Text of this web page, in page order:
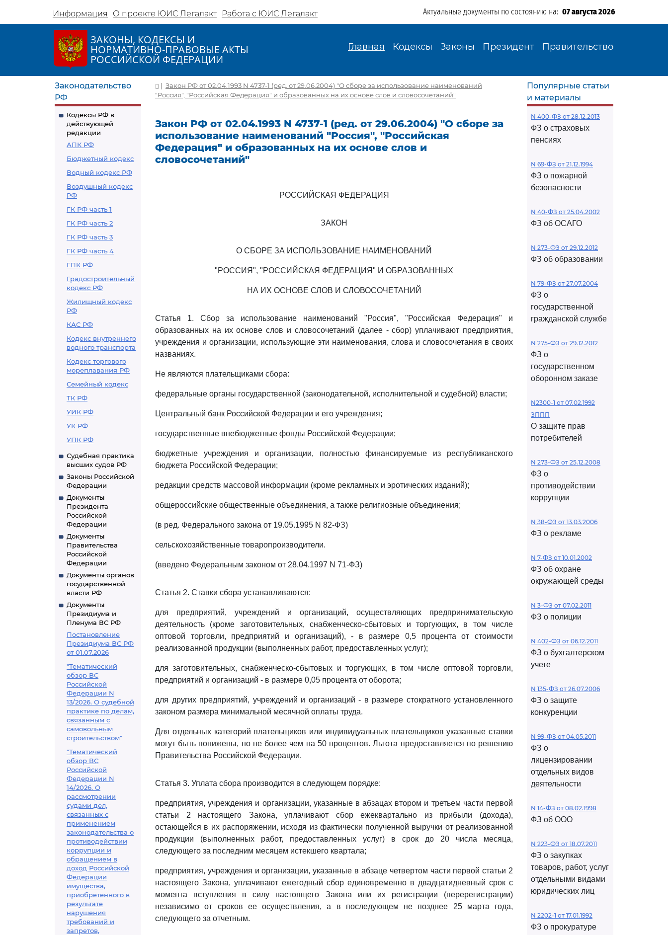
Информация О проекте ЮИС Легалакт Работа с ЮИС Легалакт Актуальные документы по состоянию на: 07 августа 2026
ЗАКОНЫ, КОДЕКСЫ И
НОРМАТИВНО-ПРАВОВЫЕ АКТЫ
РОССИЙСКОЙ ФЕДЕРАЦИИ
Главная Кодексы Законы Президент Правительство
Законодательство
РФ
Кодексы РФ в
действующей
редакции
АПК РФ
Бюджетный кодекс
Водный кодекс РФ
Воздушный кодекс
РФ
ГК РФ часть 1
ГК РФ часть 2
ГК РФ часть 3
ГК РФ часть 4
ГПК РФ
Градостроительный
кодекс РФ
Жилищный кодекс
РФ
КАС РФ
Кодекс внутреннего
водного транспорта
Кодекс торгового
мореплавания РФ
Семейный кодекс
ТК РФ
УИК РФ
УК РФ
УПК РФ
Судебная практика
высших судов РФ
Законы Российской
Федерации
Документы
Президента
Российской
Федерации
Документы
Правительства
Российской
Федерации
Документы органов
государственной
власти РФ
Документы
Президиума и
Пленума ВС РФ
Постановление
Президиума ВС РФ
от 01.07.2026
"Тематический
обзор ВС
Российской
Федерации N
13/2026. О судебной
практике по делам,
связанным с
самовольным
строительством"
"Тематический
обзор ВС
Российской
Федерации N
14/2026. О
рассмотрении
судами дел,
связанных с
применением
законодательства о
противодействии
коррупции и
обращением в
доход Российской
Федерации
имущества,
приобретенного в
результате
нарушения
требований и
запретов,
| Закон РФ от 02.04.1993 N 4737-1 (ред. от 29.06.2004) "О сборе за использование наименований
"Россия", "Российская Федерация" и образованных на их основе слов и словосочетаний"
Закон РФ от 02.04.1993 N 4737-1 (ред. от 29.06.2004) "О сборе за
использование наименований "Россия", "Российская
Федерация" и образованных на их основе слов и
словосочетаний"
РОССИЙСКАЯ ФЕДЕРАЦИЯ
ЗАКОН
О СБОРЕ ЗА ИСПОЛЬЗОВАНИЕ НАИМЕНОВАНИЙ
"РОССИЯ", "РОССИЙСКАЯ ФЕДЕРАЦИЯ" И ОБРАЗОВАННЫХ
НА ИХ ОСНОВЕ СЛОВ И СЛОВОСОЧЕТАНИЙ
Статья 1. Сбор за использование наименований "Россия", "Российская Федерация" и
образованных на их основе слов и словосочетаний (далее - сбор) уплачивают предприятия,
учреждения и организации, использующие эти наименования, слова и словосочетания в своих
названиях.
Не являются плательщиками сбора:
федеральные органы государственной (законодательной, исполнительной и судебной) власти;
Центральный банк Российской Федерации и его учреждения;
государственные внебюджетные фонды Российской Федерации;
бюджетные учреждения и организации, полностью финансируемые из республиканского
бюджета Российской Федерации;
редакции средств массовой информации (кроме рекламных и эротических изданий);
общероссийские общественные объединения, а также религиозные объединения;
(в ред. Федерального закона от 19.05.1995 N 82-ФЗ)
сельскохозяйственные товаропроизводители.
(введено Федеральным законом от 28.04.1997 N 71-ФЗ)
Статья 2. Ставки сбора устанавливаются:
для предприятий, учреждений и организаций, осуществляющих предпринимательскую
деятельность (кроме заготовительных, снабженческо-сбытовых и торгующих, в том числе
оптовой торговли, предприятий и организаций), - в размере 0,5 процента от стоимости
реализованной продукции (выполненных работ, предоставленных услуг);
для заготовительных, снабженческо-сбытовых и торгующих, в том числе оптовой торговли,
предприятий и организаций - в размере 0,05 процента от оборота;
для других предприятий, учреждений и организаций - в размере стократного установленного
законом размера минимальной месячной оплаты труда.
Для отдельных категорий плательщиков или индивидуальных плательщиков указанные ставки
могут быть понижены, но не более чем на 50 процентов. Льгота предоставляется по решению
Правительства Российской Федерации.
Статья 3. Уплата сбора производится в следующем порядке:
предприятия, учреждения и организации, указанные в абзацах втором и третьем части первой
статьи 2 настоящего Закона, уплачивают сбор ежеквартально из прибыли (дохода),
остающейся в их распоряжении, исходя из фактически полученной выручки от реализованной
продукции (выполненных работ, предоставленных услуг) в срок до 20 числа месяца,
следующего за последним месяцем истекшего квартала;
предприятия, учреждения и организации, указанные в абзаце четвертом части первой статьи 2
настоящего Закона, уплачивают ежегодный сбор единовременно в двадцатидневный срок с
момента вступления в силу настоящего Закона или их регистрации (перерегистрации)
независимо от сроков ее осуществления, а в последующем не позднее 25 марта года,
следующего за отчетным.
Популярные статьи
и материалы
N 400-ФЗ от 28.12.2013
ФЗ о страховых
пенсиях
N 69-ФЗ от 21.12.1994
ФЗ о пожарной
безопасности
N 40-ФЗ от 25.04.2002
ФЗ об ОСАГО
N 273-ФЗ от 29.12.2012
ФЗ об образовании
N 79-ФЗ от 27.07.2004
ФЗ о
государственной
гражданской службе
N 275-ФЗ от 29.12.2012
ФЗ о
государственном
оборонном заказе
N2300-1 от 07.02.1992
ЗППП
О защите прав
потребителей
N 273-ФЗ от 25.12.2008
ФЗ о
противодействии
коррупции
N 38-ФЗ от 13.03.2006
ФЗ о рекламе
N 7-ФЗ от 10.01.2002
ФЗ об охране
окружающей среды
N 3-ФЗ от 07.02.2011
ФЗ о полиции
N 402-ФЗ от 06.12.2011
ФЗ о бухгалтерском
учете
N 135-ФЗ от 26.07.2006
ФЗ о защите
конкуренции
N 99-ФЗ от 04.05.2011
ФЗ о
лицензировании
отдельных видов
деятельности
N 14-ФЗ от 08.02.1998
ФЗ об ООО
N 223-ФЗ от 18.07.2011
ФЗ о закупках
товаров, работ, услуг
отдельными видами
юридических лиц
N 2202-1 от 17.01.1992
ФЗ о прокуратуре